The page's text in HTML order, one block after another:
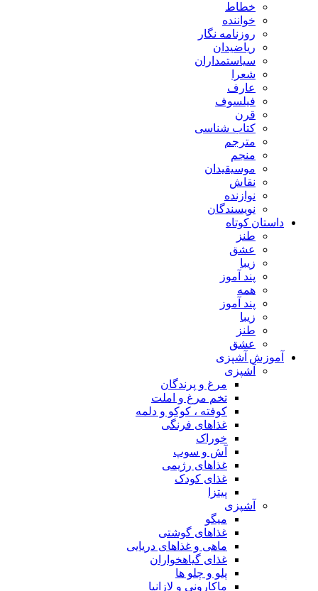
خطاط
خواننده
روزنامه نگار
ریاضیدان
سیاستمداران
شعرا
عارف
فیلسوف
قرن
کتاب شناسی
مترجم
منجم
موسیقیدان
نقاش
نوازنده
نویسندگان
داستان کوتاه
طنز
عشق
زیبا
پند آموز
همه
پند آموز
زیبا
طنز
عشق
آموزش آشپزی
آشپزی
مرغ و پرندگان
تخم مرغ و املت
کوفته ، کوکو و دلمه
غذاهای فرنگی
خوراک
آش و سوپ
غذاهای رژیمی
غذای کودک
پیتزا
آشپزی
میگو
غذاهای گوشتی
ماهی و غذاهای دریایی
غذای گیاهخواران
پلو و چلو ها
ماکارونی و لازانیا